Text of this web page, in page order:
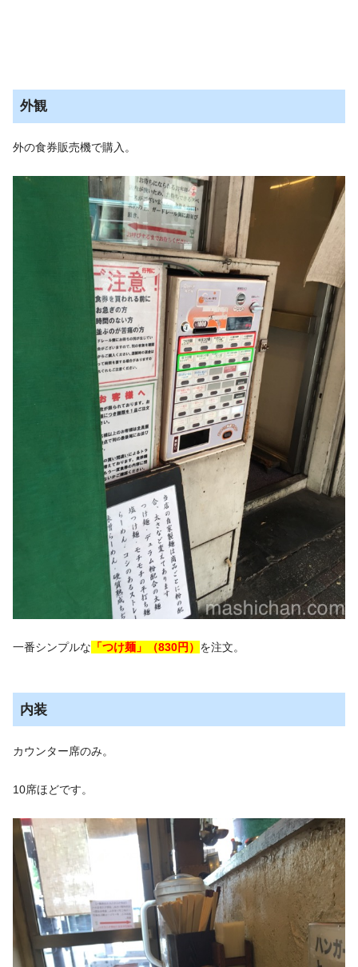
外観
外の食券販売機で購入。
一番シンプルな 「つけ麺」（830円） を注文。
内装
カウンター席のみ。
10席ほどです。